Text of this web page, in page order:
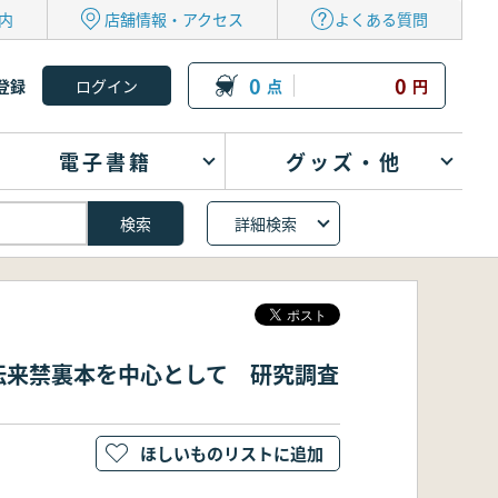
店舗情報・アクセス よくある質問
録 0 点 0 円
電子書籍 グッズ・他
詳細検索
禁裏本を中心として 研究調査
ほしいものリストに追加